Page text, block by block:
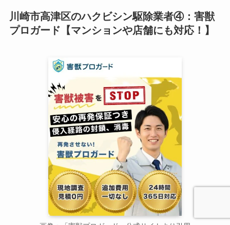
川崎市高津区のハクビシン駆除業者④：害獣
プロガード【マンションや店舗にも対応！】